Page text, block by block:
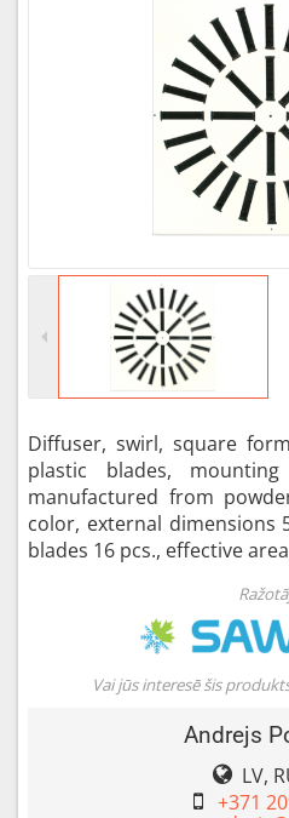
Diffuser, swirl, square
plastic blades,
manufactured from
color, external dimensions
blades 16 pcs., effective
Vai jūs interesē šis
Andrejs
LV,
+371